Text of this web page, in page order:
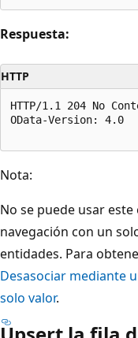
Respuesta:
HTTP
HTTP/1.1 204 No
OData-Version: 4.0
Nota:
No se puede usar
navegación con un
entidades. Para
Desasociar mediante
solo valor.